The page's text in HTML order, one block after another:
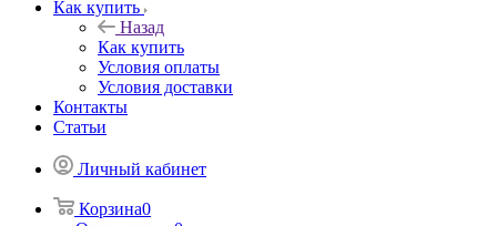
Как купить
Назад
Как купить
Условия оплаты
Условия доставки
Контакты
Статьи
Личный кабинет
Корзина0